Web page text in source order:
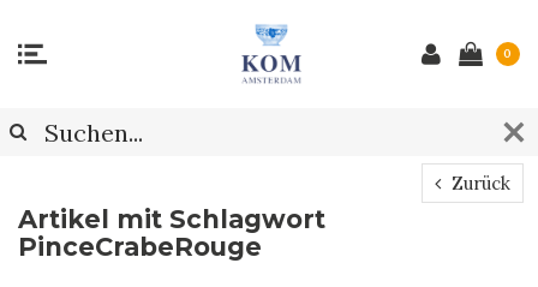
0
Zurück
Artikel mit Schlagwort
PinceCrabeRouge